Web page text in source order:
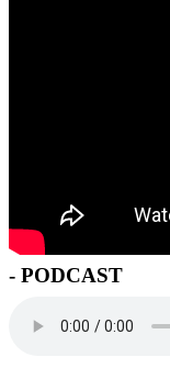
- PODCAST